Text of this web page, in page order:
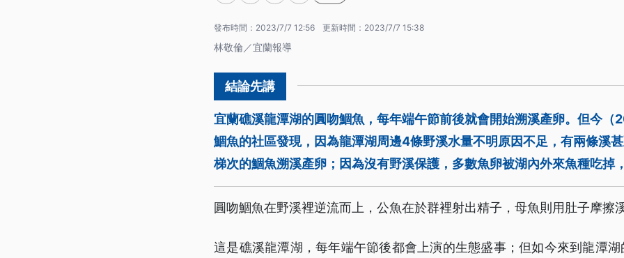
發布時間： 2023/7/7 12:56 更新時間： 2023/7/7 15:38
林敬倫／宜蘭報導
宜蘭礁溪龍潭湖的圓吻鯝魚，每年端午節前後就會開始溯溪產卵。但今（
鯝魚的社區發現，因為龍潭湖周邊4條野溪水量不明原因不足，有兩條溪
梯次的鯝魚溯溪產卵；因為沒有野溪保護，多數魚卵被湖內外來魚種吃掉
圓吻鯝魚在野溪裡逆流而上，公魚在於群裡射出精子，母魚則用肚子摩擦
這是礁溪龍潭湖，每年端午節後都會上演的生態盛事；但如今來到龍潭